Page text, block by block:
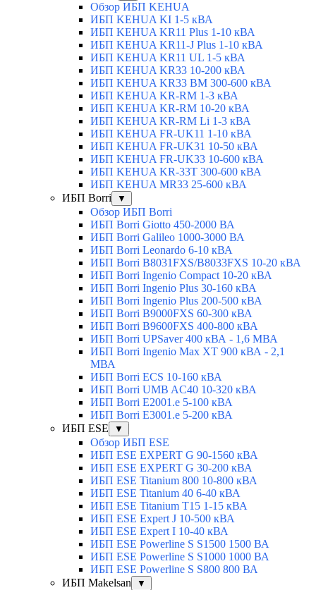
Обзор ИБП KEHUA
ИБП KEHUA KI 1-5 кВА
ИБП KEHUA KR11 Plus 1-10 кВА
ИБП KEHUA KR11-J Plus 1-10 кВА
ИБП KEHUA KR11 UL 1-5 кВА
ИБП KEHUA KR33 10-200 кВА
ИБП KEHUA KR33 BM 300-600 кВА
ИБП KEHUA KR-RM 1-3 кВА
ИБП KEHUA KR-RM 10-20 кВА
ИБП KEHUA KR-RM Li 1-3 кВА
ИБП KEHUA FR-UK11 1-10 кВА
ИБП KEHUA FR-UK31 10-50 кВА
ИБП KEHUA FR-UK33 10-600 кВА
ИБП KEHUA KR-33T 300-600 кВА
ИБП KEHUA MR33 25-600 кВА
ИБП Borri
▼
Обзор ИБП Borri
ИБП Borri Giotto 450-2000 ВА
ИБП Borri Galileo 1000-3000 ВА
ИБП Borri Leonardo 6-10 кВА
ИБП Borri B8031FXS/B8033FXS 10-20 кВА
ИБП Borri Ingenio Compact 10-20 кВА
ИБП Borri Ingenio Plus 30-160 кВА
ИБП Borri Ingenio Plus 200-500 кВА
ИБП Borri B9000FXS 60-300 кВА
ИБП Borri B9600FXS 400-800 кВА
ИБП Borri UPSaver 400 кВА - 1,6 МВА
ИБП Borri Ingenio Max XT 900 кВА - 2,1
МВА
ИБП Borri ECS 10-160 кВА
ИБП Borri UMB AC40 10-320 кВА
ИБП Borri E2001.e 5-100 кВА
ИБП Borri E3001.e 5-200 кВА
ИБП ESE
▼
Обзор ИБП ESE
ИБП ESE EXPERT G 90-1560 кВА
ИБП ESE EXPERT G 30-200 кВА
ИБП ESE Titanium 800 10-800 кВА
ИБП ESE Titanium 40 6-40 кВА
ИБП ESE Titanium T15 1-15 кВА
ИБП ESE Expert J 10-500 кВА
ИБП ESE Expert I 10-40 кВА
ИБП ESE Powerline S S1500 1500 ВА
ИБП ESE Powerline S S1000 1000 ВА
ИБП ESE Powerline S S800 800 ВА
ИБП Makelsan
▼